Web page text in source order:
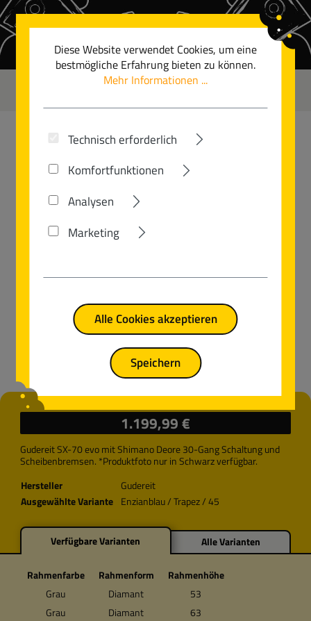
Zum Hauptinhalt springen
SX-70 EVO
Bildergalerie überspringen
1.199,99 €
Gudereit SX-70 evo mit Shimano Deore 30-Gang Schaltung und
Scheibenbremsen. *Produktfoto nur in Schwarz verfügbar.
Hersteller
Gudereit
Ausgewählte Variante Enzianblau / Trapez / 45
Verfügbare Varianten Alle Varianten
Rahmenfarbe Rahmenform
Rahmenhöhe
Grau
Diamant
53
Grau
Diamant
63
Diese Website verwendet Cookies, um eine
bestmögliche Erfahrung bieten zu können.
Mehr Informationen ...
Technisch erforderlich
Komfortfunktionen
Analysen
Marketing
Alle Cookies akzeptieren
Speichern